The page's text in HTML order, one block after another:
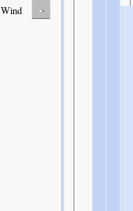
Wind -